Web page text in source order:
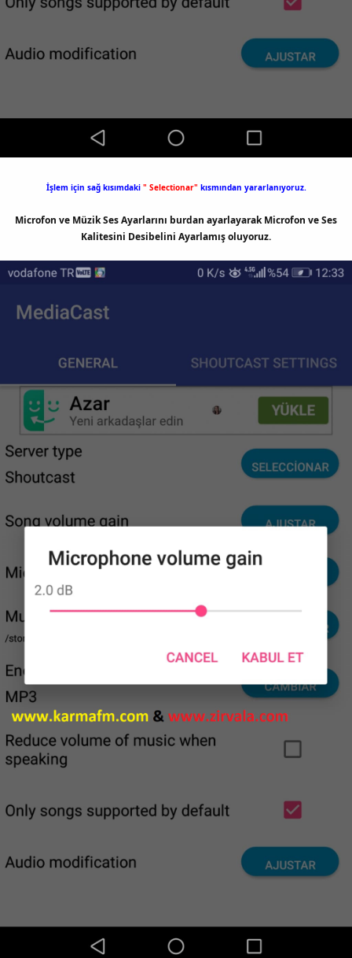
İşlem için sağ kısımdaki" Selectionar" kısmından yararlanıyoruz.
Microfon ve Müzik Ses Ayarlarını burdan ayarlayarak Microfon ve Ses
Kalitesini Desibelini Ayarlamış oluyoruz.